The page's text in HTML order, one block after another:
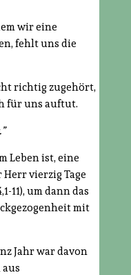
wir eine
fehlt uns die
richtig zugehört,
für uns auftut.
”
Leben ist, eine
vierzig Tage
11), um dann das
mit
Jahr war davon